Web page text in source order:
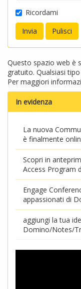
Ricordami
Questo spazio web è
gratuito. Qualsiasi
Per maggiori
In evidenza
La nuova
è finalmente
Scopri in
Access Program
Engage
appassionati di
aggiungi la tua
Domino/Notes/